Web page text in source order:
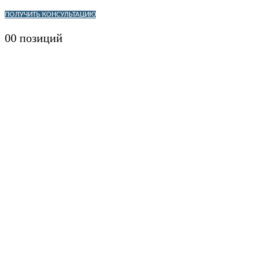
ПОЛУЧИТЬ КОНСУЛЬТАЦИЮ
00 позиций